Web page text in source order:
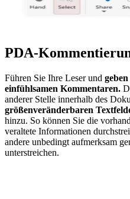
PDA-
Führen Sie Ihre Leser und
einfühlsamen Kommentaren.
anderer Stelle innerhalb des
größenveränderbaren
hinzu. So können Sie die
veraltete Informationen
andere unbedingt aufmerksam
unterstreichen.